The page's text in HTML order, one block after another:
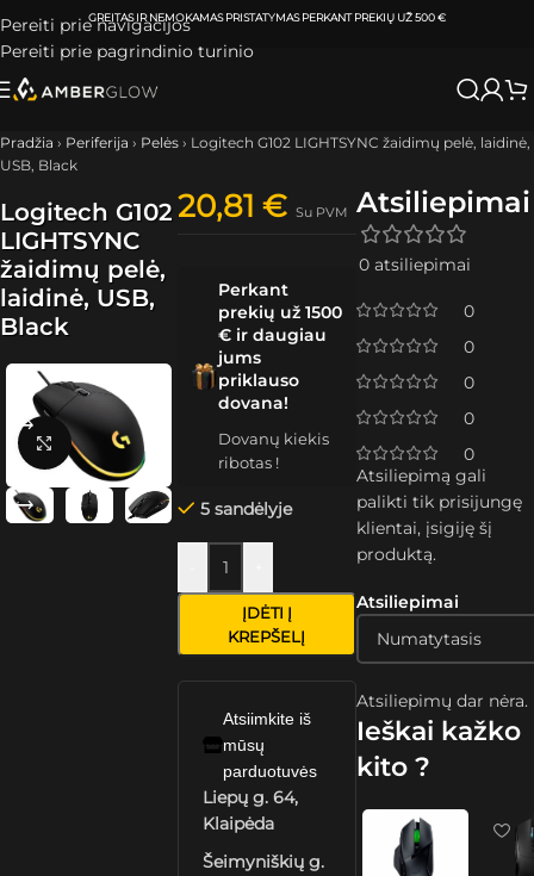
Pereiti prie navigacijos
Pereiti prie pagrindinio turinio
ATSIIMKITE UŽSAKYMĄKLAIPĖDOJE IR VILNIUJEPER0-3 DARBO
Pradžia › Periferija › Pelės › Logitech G102 LIGHTSYNC žaidimų pelė, laidinė,
USB, Black
Logitech G102
LIGHTSYNC
žaidimų pelė,
laidinė, USB,
Black
Spustelėkite, kad padidintumėte
20,81€ Su PVM
Perkant
prekių už 1500
€ ir daugiau
jums
priklauso
dovana!
Dovanų kiekis
ribotas !
5 sandėlyje
ĮDĖTI Į
KREPŠELĮ
Atsiimkite iš
mūsų
parduotuvės
Liepų g. 64,
Klaipėda
Šeimyniškių g.
Atsiliepimai
0 atsiliepimai
0
0
0
0
0
Atsiliepimai
Atsiliepimų dar nėra.
Atsiliepimą gali
palikti tik prisijungę
klientai, įsigiję šį
produktą.
Ieškai kažko
kito ?